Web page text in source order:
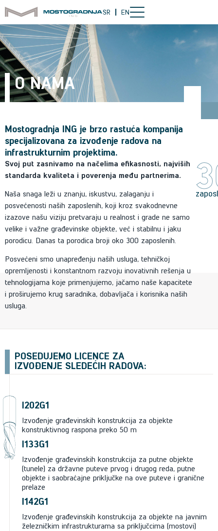
SR EN
O NAMA
Mostogradnja ING je brzo rastuća kompanija
specijalizovana za izvođenje radova na
infrastrukturnim projektima.
Svoj put zasnivamo na načelima efikasnosti, najviših
standarda kvaliteta i poverenja među partnerima.
Naša snaga leži u znanju, iskustvu, zalaganju i
posvećenosti naših zaposlenih, koji kroz svakodnevne
izazove našu viziju pretvaraju u realnost i grade ne samo
velike i važne građevinske objekte, već i stabilnu i jaku
porodicu. Danas ta porodica broji oko 300 zaposlenih.
Posvećeni smo unapređenju naših usluga, tehničkoj
opremljenosti i konstantnom razvoju inovativnih rešenja u
tehnologijama koje primenjujemo, jačamo naše kapacitete
i proširujemo krug saradnika, dobavljača i korisnika naših
usluga.
POSEDUJEMO LICENCE ZA
IZVOĐENJE SLEDEĆIH RADOVA:
I202G1
Izvođenje građevinskih konstrukcija za objekte
konstruktivnog raspona preko 50 m
I133G1
Izvođenje građevinskih konstrukcija za putne objekte
(tunele) za državne puteve prvog i drugog reda, putne
objekte i saobraćajne priključke na ove puteve i granične
prelaze
I142G1
Izvođenje građevinskih konstrukcija za objekte na javnim
železničkim infrastrukturama sa priključcima (mostovi)